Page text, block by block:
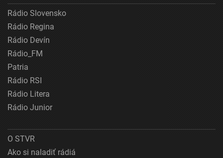
Rádio Slovensko
Rádio Regina
Rádio Devín
Rádio_FM
Patria
Rádio RSI
Rádio Litera
Rádio Junior
O STVR
Ako si naladiť rádiá